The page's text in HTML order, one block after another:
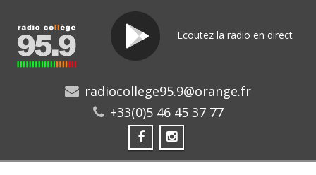
Ecoutez la radio en direct
radiocollege95.9@orange.fr
+33(0)5 46 45 37 77